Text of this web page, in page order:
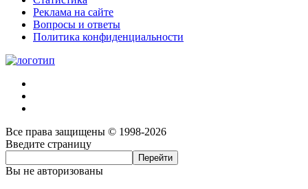
Реклама на сайте
Вопросы и ответы
Политика конфиденциальности
Все права защищены © 1998-2026
Введите страницу
Вы не авторизованы